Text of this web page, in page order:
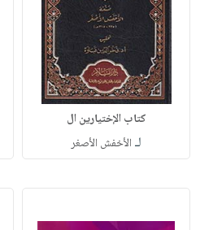
كتاب الإختيارين ال
لـ الأخفش الأصغر